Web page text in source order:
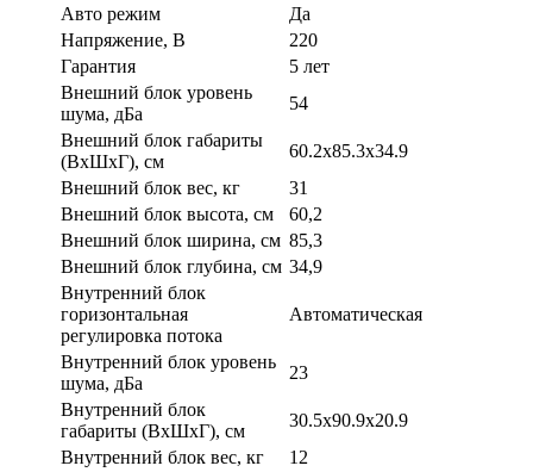
Авто режим
Да
Напряжение, В
220
Гарантия
5 лет
Внешний блок уровень
шума, дБа
54
Внешний блок габариты
(ВхШхГ), см
60.2x85.3x34.9
Внешний блок вес, кг
31
Внешний блок высота, см
60,2
Внешний блок ширина, см 85,3
Внешний блок глубина, см 34,9
Внутренний блок
горизонтальная
регулировка потока
Автоматическая
Внутренний блок уровень
шума, дБа
23
Внутренний блок
габариты (ВхШхГ), см
30.5x90.9x20.9
Внутренний блок вес, кг
12